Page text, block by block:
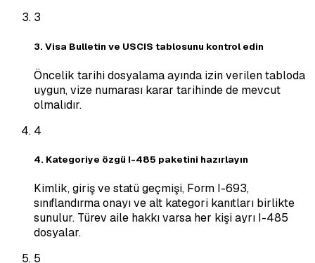
3
3. Visa Bulletin ve USCIS tablosunu kontrol edin
Öncelik tarihi dosyalama ayında izin verilen tabloda
uygun, vize numarası karar tarihinde de mevcut
olmalıdır.
4
4. Kategoriye özgü I-485 paketini hazırlayın
Kimlik, giriş ve statü geçmişi, Form I-693,
sınıflandırma onayı ve alt kategori kanıtları birlikte
sunulur. Türev aile hakkı varsa her kişi ayrı I-485
dosyalar.
5